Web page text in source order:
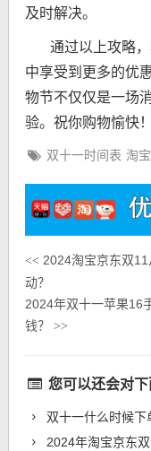
及时解决。
通过以上攻略
中享受到更多的优
物节不仅仅是一场
验。祝你购物愉快！
双十一时间表 淘
<<2024淘宝京东双11
动？
2024年双十一苹果16
钱？ >>
您可以还会对下
双十一什么时候下单最便宜
2024年淘宝京东双